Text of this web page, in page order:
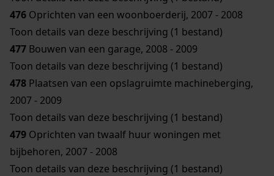
476 Oprichten van een woonboerderij, 2007 - 2008
Toon details van deze beschrijving (1 bestand)
477 Bouwen van een garage, 2008 - 2009
Toon details van deze beschrijving (1 bestand)
478 Plaatsen van een opslagruimte machineberging,
2007 - 2009
Toon details van deze beschrijving (1 bestand)
479 Oprichten van twaalf huur woningen met
bijbehoren, 2007 - 2008
Toon details van deze beschrijving (1 bestand)